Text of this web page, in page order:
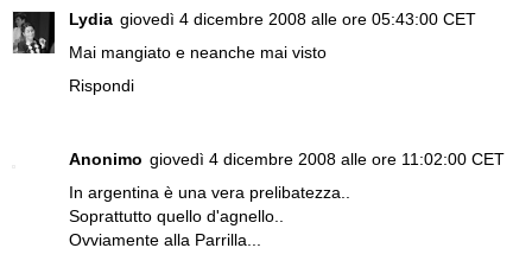
Lydia giovedì 4 dicembre 2008 alle ore 05:43:00 CET
Mai mangiato e neanche mai visto
Rispondi
Anonimo giovedì 4 dicembre 2008 alle ore 11:02:00 CET
In argentina è una vera prelibatezza..
Soprattutto quello d'agnello..
Ovviamente alla Parrilla...